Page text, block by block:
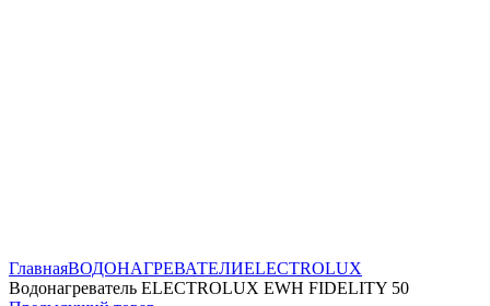
ГлавнаяВОДОНАГРЕВАТЕЛИELECTROLUX
Водонагреватель ELECTROLUX EWH FIDELITY 50